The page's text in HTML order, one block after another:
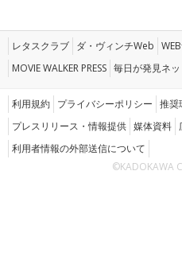
レタスクラブ ダ・ヴィンチWeb
MOVIE WALKER PRESS 毎日が発見ネッ
利用規約 プライバシーポリシー 推奨
プレスリリース・情報提供 媒体資料
利用者情報の外部送信について
©KADOKAWA